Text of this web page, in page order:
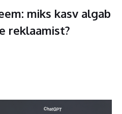
miks kasv algab
reklaamist?